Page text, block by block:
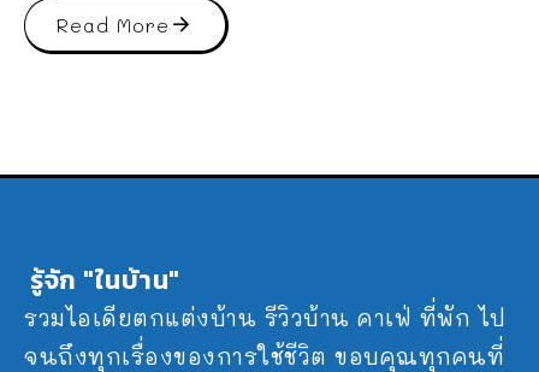
Read More
รู้จัก "ในบ้าน"
รวมไอเดียตกแต่งบ้าน รีวิวบ้าน คาเฟ่ ที่พัก ไป
จนถึงทุกเรื่องของการใช้ชีวิต ขอบคุณทุกคนที่